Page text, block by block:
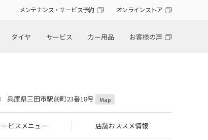
メンテナンス・サービス予約 オンラインストア
タイヤ サービス カー用品 お客様の声
兵庫県三田市駅前町23番18号 Map
ービスメニュー 店舗おススメ情報